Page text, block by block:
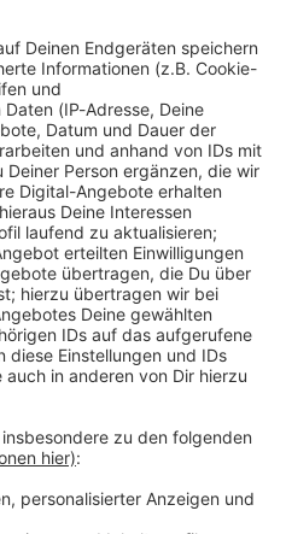
Laufenden
unserem kostenlosen
Ob Nachrichten,
Aktionen - wir
dich.